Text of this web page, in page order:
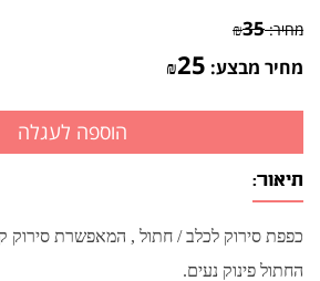
מחיר: ₪35
מחיר מבצע: ₪25
תיאור:
כפפת סירוק לכלב / חתול , המאפשרת סירוק
החתול פינוק נעים.